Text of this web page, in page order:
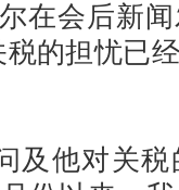
在会后新
的担忧已
他对关税